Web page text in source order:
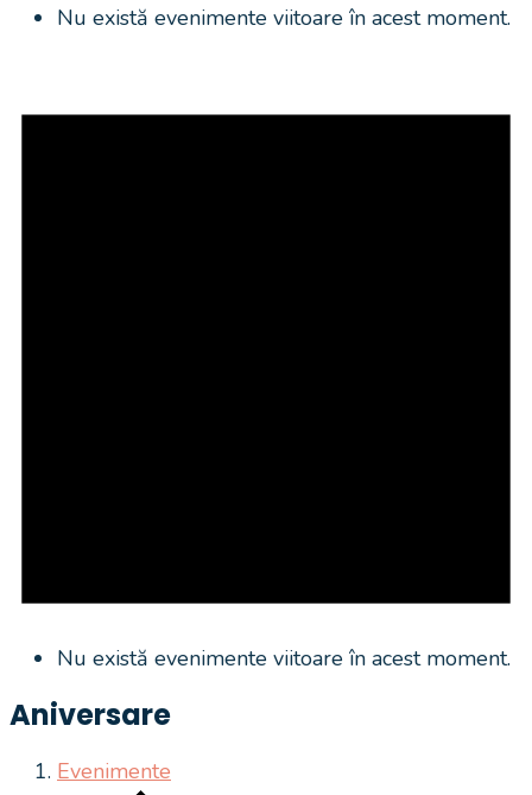
Nu există evenimente viitoare în acest moment.
Nu există evenimente viitoare în acest moment.
Aniversare
Evenimente